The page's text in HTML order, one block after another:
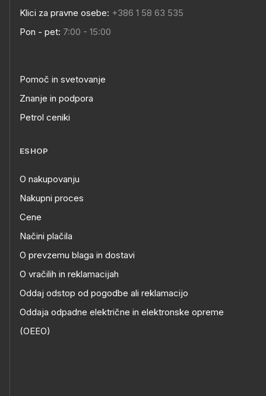
Klici za pravne osebe: +386 1 58 63 535
Pon - pet: 7:00 - 15:00
Pomoč in svetovanje
Znanje in podpora
Petrol ceniki
ESHOP
O nakupovanju
Nakupni proces
Cene
Načini plačila
O prevzemu blaga in dostavi
O vračilih in reklamacijah
Oddaj odstop od pogodbe ali reklamacijo
Oddaja odpadne električne in elektronske opreme
(OEEO)